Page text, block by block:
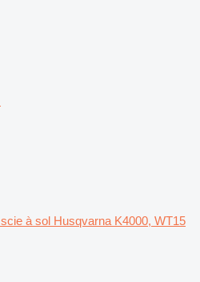
scie à sol Husqvarna K4000, WT15